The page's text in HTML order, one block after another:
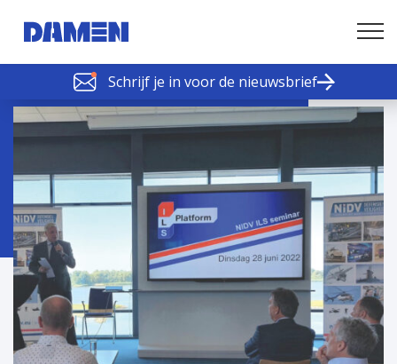
Schrijf je in voor de nieuwsbrief
SCHELDE SCHAKELS